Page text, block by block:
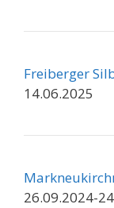
Freiberger
14.06.2025
26.09.2024-